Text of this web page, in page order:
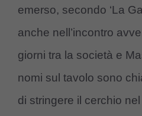
emerso, secondo ‘La
anche nell’incontro
giorni tra la società e
nomi sul tavolo sono
di stringere il cerchio